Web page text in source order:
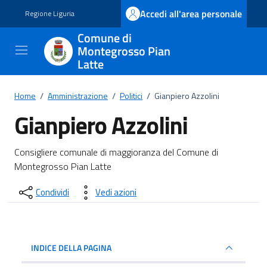
Regione Liguria Accedi all'area personale
Comune di
Montegrosso Pian
Latte
Home / Amministrazione / Politici / Gianpiero Azzolini
Gianpiero Azzolini
Dettagli del documento
Consigliere comunale di maggioranza del Comune di
Montegrosso Pian Latte
Condividi Vedi azioni
INDICE DELLA PAGINA